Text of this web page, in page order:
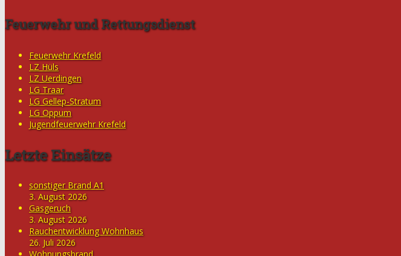
Feuerwehr und Rettungsdienst
Feuerwehr Krefeld
LZ Hüls
LZ Uerdingen
LG Traar
LG Gellep-Stratum
LG Oppum
Jugendfeuerwehr Krefeld
Letzte Einsätze
sonstiger Brand A1
3. August 2026
Gasgeruch
3. August 2026
Rauchentwicklung Wohnhaus
26. Juli 2026